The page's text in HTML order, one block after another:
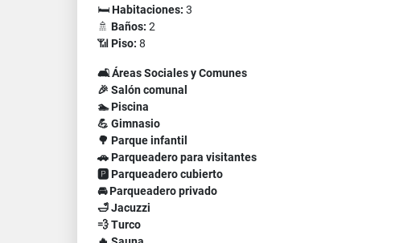
🛏️Habitaciones: 3
🚿 Baños: 2
📶 Piso: 8
🛋️ Áreas Sociales y Comunes
🎉 Salón comunal
🏊 Piscina
💪 Gimnasio
🌳 Parque infantil
🚗 Parqueadero para visitantes
🅿️ Parqueadero cubierto
🚘 Parqueadero privado
🛁 Jacuzzi
💨 Turco